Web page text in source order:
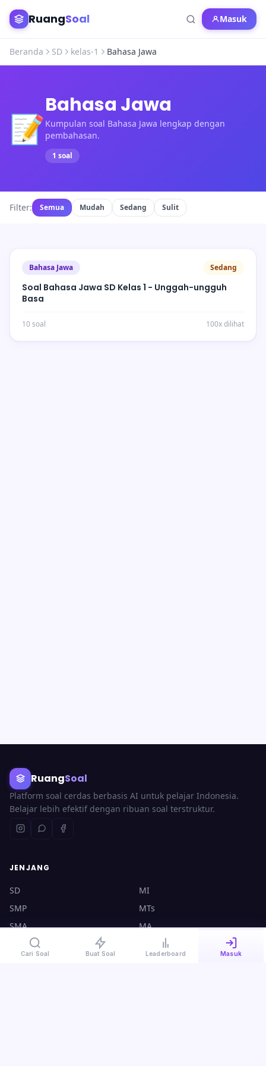
RuangSoal Masuk
Beranda SD kelas-1 Bahasa Jawa
📝
Bahasa Jawa
Kumpulan soal Bahasa Jawa lengkap dengan
pembahasan.
1 soal
Filter: Semua Mudah Sedang Sulit
Bahasa Jawa Sedang
Soal Bahasa Jawa SD Kelas 1 - Unggah-ungguh
Basa
10 soal 100x dilihat
RuangSoal
Platform soal cerdas berbasis AI untuk pelajar Indonesia.
Belajar lebih efektif dengan ribuan soal terstruktur.
JENJANG
SD
MI
SMP
MTs
SMA
MA
UTBK
Cari Soal Buat Soal Leaderboard Masuk